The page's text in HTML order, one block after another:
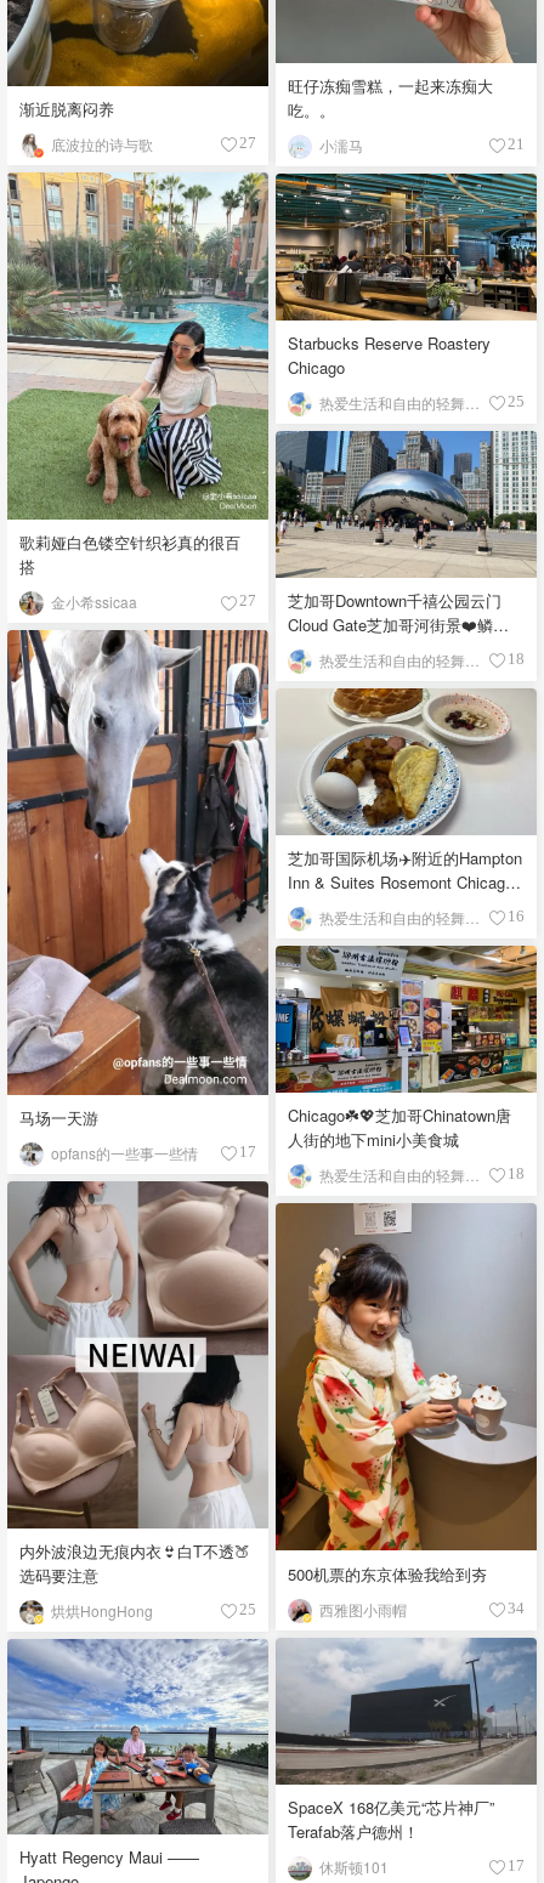
旺仔冻痴雪糕，一起来冻痴大
吃。。
小濡马 21
渐近脱离闷养
底波拉的诗与歌 27
歌莉娅白色镂空针织衫真的很百
搭
金小希ssicaa 27
Starbucks Reserve Roastery
Chicago
25
芝加哥Downtown千禧公园云门
Cloud Gate芝加哥河街景❤️鳞次
栉比的高楼
18
马场一天游
opfans的一些事一些情 17
芝加哥国际机场✈️附近的Hampton
Inn & Suites Rosemont Chicago
O'Hare自助早餐
16
Chicago☘️💖芝加哥Chinatown唐
人街的地下mini小美食城
18
内外波浪边无痕内衣👙白T不透🍑
选码要注意
烘烘HongHong 25
500机票的东京体验我给到夯
西雅图小雨帽 34
SpaceX 168亿美元“芯片神厂”
Terafab落户德州！
休斯顿101 17
Hyatt Regency Maui ——